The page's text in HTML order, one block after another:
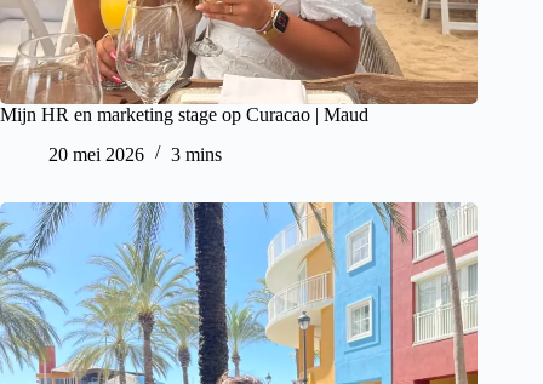
Mijn HR en marketing stage op Curacao | Maud
20 mei 2026
3 mins